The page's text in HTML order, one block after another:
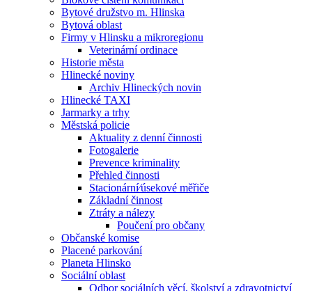
Bytové družstvo m. Hlinska
Bytová oblast
Firmy v Hlinsku a mikroregionu
Veterinární ordinace
Historie města
Hlinecké noviny
Archiv Hlineckých novin
Hlinecké TAXI
Jarmarky a trhy
Městská policie
Aktuality z denní činnosti
Fotogalerie
Prevence kriminality
Přehled činnosti
Stacionární⁄úsekové měřiče
Základní činnost
Ztráty a nálezy
Poučení pro občany
Občanské komise
Placené parkování
Planeta Hlinsko
Sociální oblast
Odbor sociálních věcí, školství a zdravotnictví